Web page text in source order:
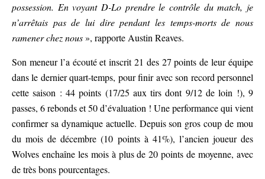
possession. En voyant D-Lo prendre le contrôle du match, je
n’arrêtais pas de lui dire pendant les temps-morts de nous
ramener chez nous», rapporte Austin Reaves.
Son meneur l’a écouté et inscrit 21 des 27 points de leur équipe
dans le dernier quart-temps, pour finir avec son record personnel
cette saison : 44 points (17/25 aux tirs dont 9/12 de loin !), 9
passes, 6 rebonds et 50 d’évaluation ! Une performance qui vient
confirmer sa dynamique actuelle. Depuis son gros coup de mou
du mois de décembre (10 points à 41%), l’ancien joueur des
Wolves enchaîne les mois à plus de 20 points de moyenne, avec
de très bons pourcentages.